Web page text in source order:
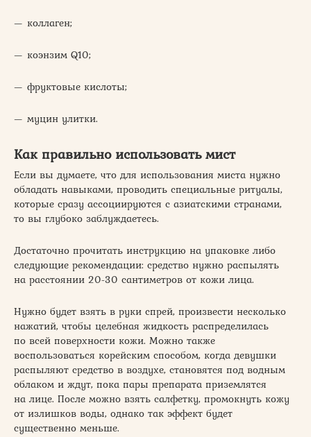
— коллаген;
— коэнзим Q10;
— фруктовые кислоты;
— муцин улитки.
Как правильно использовать мист
Если вы думаете, что для использования миста нужно
обладать навыками, проводить специальные ритуалы,
которые сразу ассоциируются с азиатскими странами,
то вы глубоко заблуждаетесь.
Достаточно прочитать инструкцию на упаковке либо
следующие рекомендации: средство нужно распылять
на расстоянии 20-30 сантиметров от кожи лица.
Нужно будет взять в руки спрей, произвести несколько
нажатий, чтобы целебная жидкость распределилась
по всей поверхности кожи. Можно также
воспользоваться корейским способом, когда девушки
распыляют средство в воздухе, становятся под водным
облаком и ждут, пока пары препарата приземлятся
на лице. После можно взять салфетку, промокнуть кожу
от излишков воды, однако так эффект будет
существенно меньше.